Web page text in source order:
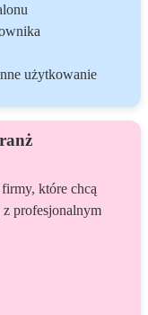
użytkowanie
które chcą
z profesjonalnym